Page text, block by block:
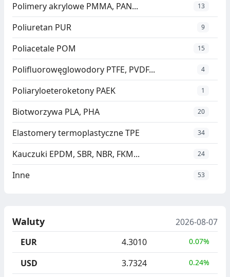
Polimery akrylowe PMMA, PAN... 13
Poliuretan PUR 9
Poliacetale POM 15
Polifluorowęglowodory PTFE, PVDF... 4
Poliaryloeteroketony PAEK 1
Biotworzywa PLA, PHA 20
Elastomery termoplastyczne TPE 34
Kauczuki EPDM, SBR, NBR, FKM... 24
Inne 53
Waluty
2026-08-07
EUR
4.3010 0.07%
USD 3.7324 0.24%